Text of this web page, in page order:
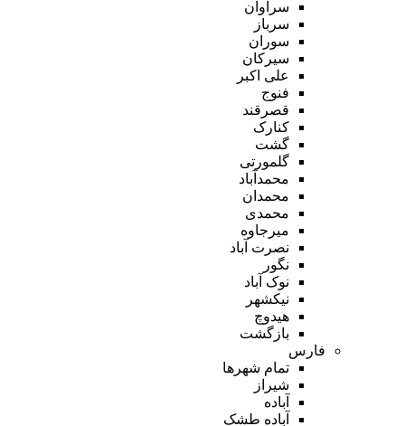
سراوان
سرباز
سوران
سیرکان
علی اکبر
فنوج
قصرقند
کنارک
گشت
گلمورتی
محمدآباد
محمدان
محمدی
میرجاوه
نصرت آباد
نگور
نوک آباد
نیکشهر
هیدوچ
بازگشت
فارس
تمام شهر‌ها
شیراز
آباده
آباده طشک